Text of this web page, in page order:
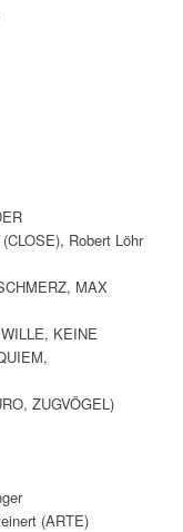
Robert Löhr
MAX
KEINE
ZUGVÖGEL)
(ARTE)